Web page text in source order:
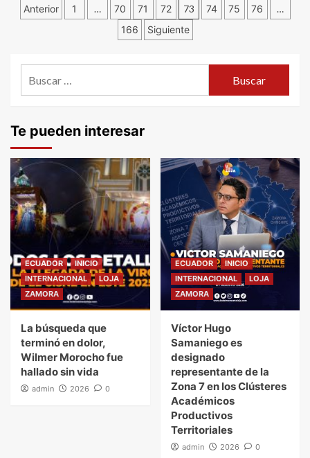
Navegación
entradas
Anterior 1 … 70 71 72 73 74 75 76
…
166
Siguiente
Te pueden interesar
ECUADOR
INICIO
INTERNACIONAL
LOJA
ZAMORA
La búsqueda que
terminó en dolor,
Wilmer Morocho fue
hallado sin vida
admin 2026 0
ECUADOR
INICIO
INTERNACIONAL
LOJA
ZAMORA
Víctor Hugo
Samaniego es
designado
representante de la
Zona 7 en los Clústeres
Académicos
Productivos
Territoriales
admin 2026 0